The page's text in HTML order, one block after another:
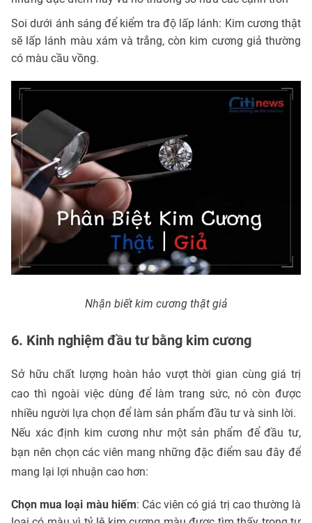
Soi dưới ánh sáng để kiểm tra độ lấp lánh: Kim cương thật
sẽ lấp lánh màu xám và trắng, còn kim cương giả thường
có màu cầu vồng.
Nhận biết kim cương thật giả
6. Kinh nghiệm đầu tư bằng kim cương
Sở hữu chất lượng hoàn hảo vượt thời gian cùng giá trị
cao thì ngoài việc dùng để làm trang sức, nó còn được
nhiều người lựa chọn để làm sản phẩm đầu tư và sinh lời.
Nếu xác định kim cương như một sản phẩm để đầu tư,
bạn nên chọn các viên mang những đặc điểm sau đây để
mang lại lợi nhuận cao hơn:
Chọn mua loại màu hiếm: Các viên có giá trị cao thường là